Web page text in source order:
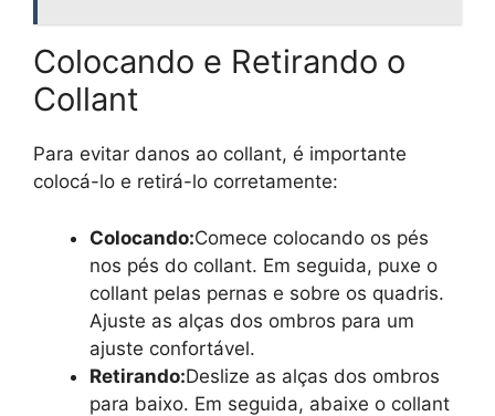
Colocando e Retirando o
Collant
Para evitar danos ao collant, é importante
colocá-lo e retirá-lo corretamente:
Colocando:Comece colocando os pés
nos pés do collant. Em seguida, puxe o
collant pelas pernas e sobre os quadris.
Ajuste as alças dos ombros para um
ajuste confortável.
Retirando:Deslize as alças dos ombros
para baixo. Em seguida, abaixe o collant